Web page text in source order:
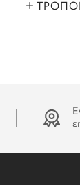
ΜΑΡΚΑ:
ΥΛΙΚΟ:
πάγιο